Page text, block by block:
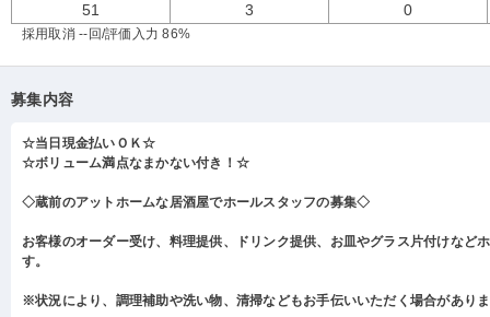
51 3 0
採用取消 --回/評価入力 86%
募集内容
☆当日現金払いＯＫ☆
☆ボリューム満点なまかない付き！☆
◇蔵前のアットホームな居酒屋でホールスタッフの募集◇
お客様のオーダー受け、料理提供、ドリンク提供、お皿やグラス片付けなど
す。
※状況により、調理補助や洗い物、清掃などもお手伝いいただく場合があり